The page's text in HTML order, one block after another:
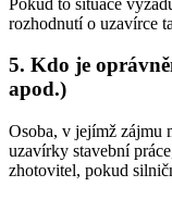
rozhodnutí o uzavírce
5. Kdo je
apod.)
Osoba, v jejímž zájmu
uzavírky stavební
zhotovitel, pokud